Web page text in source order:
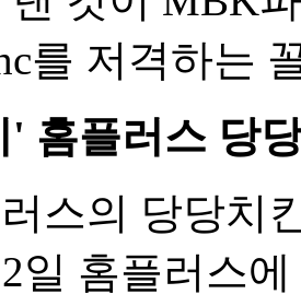
를 저격하는
홈플러스 당
스의 당당치
일 홈플러스